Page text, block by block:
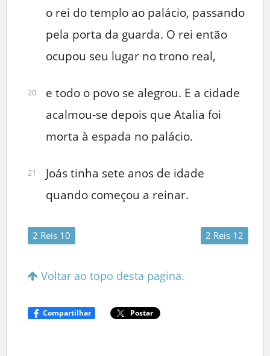
o rei do templo ao palácio, passando
pela porta da guarda. O rei então
ocupou seu lugar no trono real,
20
e todo o povo se alegrou. E a cidade
acalmou-se depois que Atalia foi
morta à espada no palácio.
21
Joás tinha sete anos de idade
quando começou a reinar.
2 Reis 10 2 Reis 12
Voltar ao topo desta pagina.
Compartilhar Postar